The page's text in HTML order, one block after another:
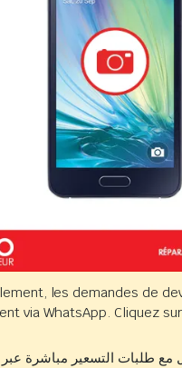
les demandes de
via WhatsApp. Cliquez
مع طلبات التسعير مباشرة